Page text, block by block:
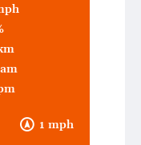
1 mph